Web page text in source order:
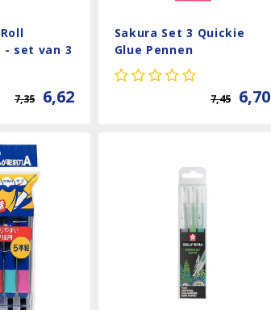
- set van 3
7,35 6,62
Sakura Set 3 Quickie
Glue Pennen
7,45 6,70